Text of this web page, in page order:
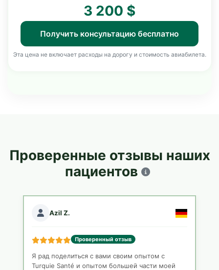
3 200 $
Получить консультацию бесплатно
Эта цена не включает расходы на дорогу и стоимость авиабилета.
Проверенные отзывы наших
пациентов
Azil Z.
Проверенный отзыв
Я рад поделиться с вами своим опытом с
Turquie Santé и опытом большей части моей